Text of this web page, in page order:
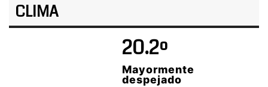
CLIMA
20.2º
Mayormente
despejado